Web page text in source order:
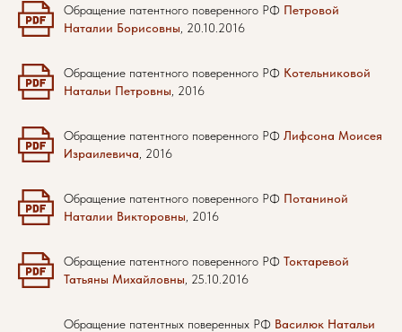
Обращение патентного поверенного РФ Петровой
Наталии Борисовны , 20.10.2016
Обращение патентного поверенного РФ Котельниковой
Натальи Петровны , 2016
Обращение патентного поверенного РФ Лифсона Моисея
Израилевича , 2016
Обращение патентного поверенного РФ Потаниной
Наталии Викторовны , 2016
Обращение патентного поверенного РФ Токтаревой
Татьяны Михайловны , 25.10.2016
Обращение патентных поверенных РФ Василюк Натальи